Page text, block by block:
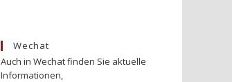
Wechat
Auch in Wechat finden Sie aktuelle
Informationen,